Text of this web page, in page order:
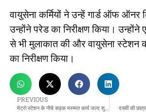
वायुसेना कर्मियों ने उन्हें गार्ड ऑफ ऑनर
उन्होंने परेड का निरीक्षण किया। उन्होंने
से भी मुलाकात की और वायुसेना स्टेशन
का निरीक्षण किया।
PREVIOUS
मेट्रो स्टेशन के नीचे सड़क मरम्मत कार्य जल्द शुरू होगा दसवीं की